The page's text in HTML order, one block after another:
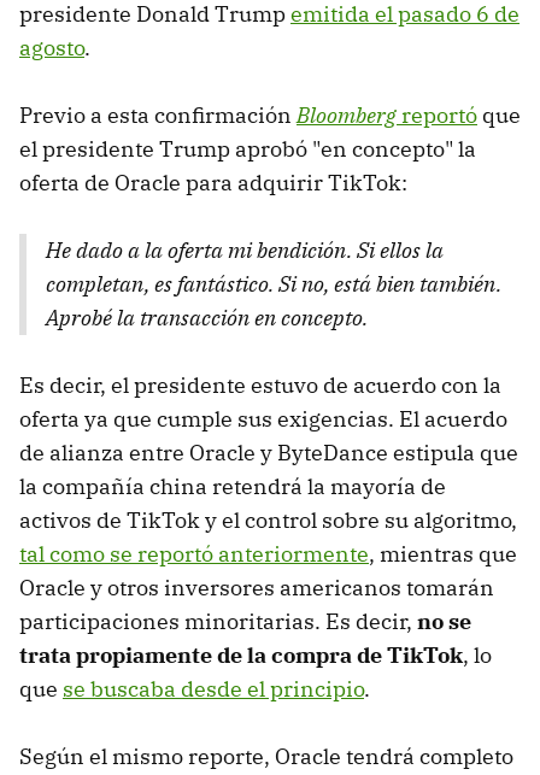
presidente Donald Trumpemitida el pasado 6 de
agosto.
Previo a esta confirmaciónBloombergreportó que
el presidente Trump aprobó "en concepto" la
oferta de Oracle para adquirir TikTok:
He dado a la oferta mi bendición. Si ellos la
completan, es fantástico. Si no, está bien también.
Aprobé la transacción en concepto.
Es decir, el presidente estuvo de acuerdo con la
oferta ya que cumple sus exigencias. El acuerdo
de alianza entre Oracle y ByteDance estipula que
la compañía china retendrá la mayoría de
activos de TikTok y el control sobre su algoritmo,
tal como se reportó anteriormente, mientras que
Oracle y otros inversores americanos tomarán
participaciones minoritarias. Es decir, no se
trata propiamente de la compra de TikTok, lo
que se buscaba desde el principio.
Según el mismo reporte, Oracle tendrá completo